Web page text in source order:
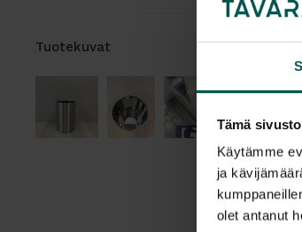
Tämä
Käytämme
ja
olet antanut
Tuotekuvat